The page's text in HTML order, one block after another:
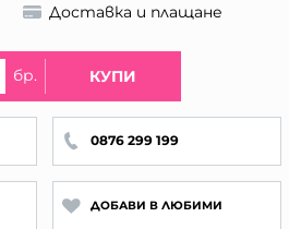
Доставка и плащане
бр. КУПИ
0876 299 199
ДОБАВИ В ЛЮБИМИ